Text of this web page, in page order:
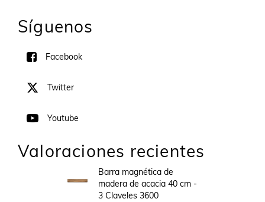
Síguenos
Facebook
Twitter
Youtube
Valoraciones recientes
Barra magnética de
madera de acacia 40 cm -
3 Claveles 3600